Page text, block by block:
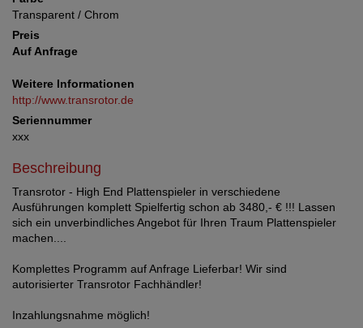
Transparent / Chrom
Preis
Auf Anfrage
Weitere Informationen
http://www.transrotor.de
Seriennummer
xxx
Beschreibung
Transrotor - High End Plattenspieler in verschiedene
Ausführungen komplett Spielfertig schon ab 3480,- € !!! Lassen
sich ein unverbindliches Angebot für Ihren Traum Plattenspieler
machen....
Komplettes Programm auf Anfrage Lieferbar! Wir sind
autorisierter Transrotor Fachhändler!
Inzahlungsnahme möglich!